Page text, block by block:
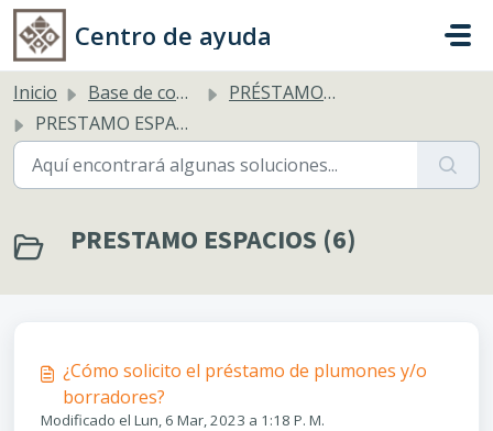
Saltar al contenido principal
Centro de ayuda
Inicio Base de conocimientos
PRÉSTAMO DE ESPACIOS
PRESTAMO ESPACIOS
PRESTAMO ESPACIOS (6)
¿Cómo solicito el préstamo de plumones y/o
borradores?
Modificado el Lun, 6 Mar, 2023 a 1:18 P. M.